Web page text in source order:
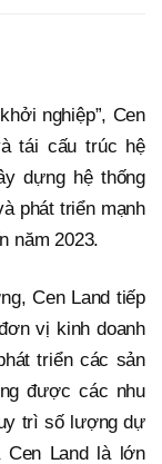
nghiệp”, Cen
tái cấu trúc hệ
dựng hệ thống
phát triển mạnh
năm 2023.
Cen Land tiếp
vị kinh doanh
triển các sản
được các nhu
trì số lượng dự
Cen Land là lớn